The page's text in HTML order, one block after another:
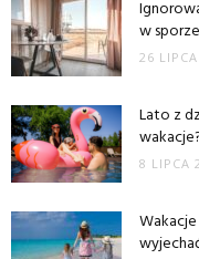
w
26
Lato z
8 LIPCA